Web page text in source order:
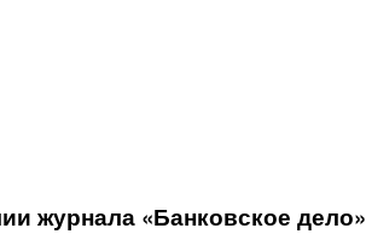
журнала «Банковское дело»